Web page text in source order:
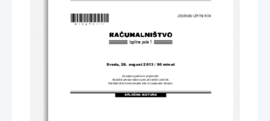
Dovoljeno gradivo in pripomočki:
Kandidat prinese nalivno pero ali kemični svinčnik.
Kandidat dobi dva konceptna lista in ocenjevalni obrazec.
JESENSKI IZPITNI ROK
Sreda, 28. avgust 2013 / 90 minut
SPLOŠNA MATURA
Izpitna pola 1